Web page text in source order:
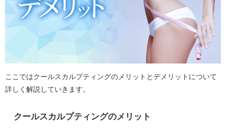
ここではクールスカルプティングのメリットとデメリットについて
詳しく解説していきます。
クールスカルプティングのメリット